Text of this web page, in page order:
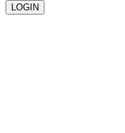
LOGIN